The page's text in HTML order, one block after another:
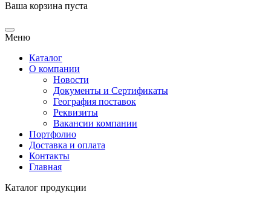
Ваша корзина пуста
Меню
Каталог
О компании
Новости
Документы и Сертификаты
География поставок
Реквизиты
Вакансии компании
Портфолио
Доставка и оплата
Контакты
Главная
Каталог продукции